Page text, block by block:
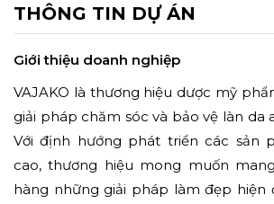
THÔNG TIN DỰ ÁN
Giới thiệu doanh nghiệp
VAJAKO là thương hiệu dược mỹ
giải pháp chăm sóc và bảo vệ làn da
Với định hướng phát triển các sản
cao, thương hiệu mong muốn
hàng những giải pháp làm đẹp hiện